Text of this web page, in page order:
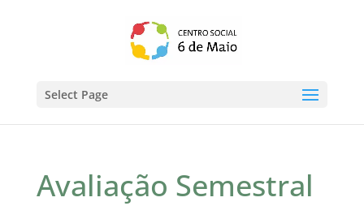
Select Page
Avaliação Semestral